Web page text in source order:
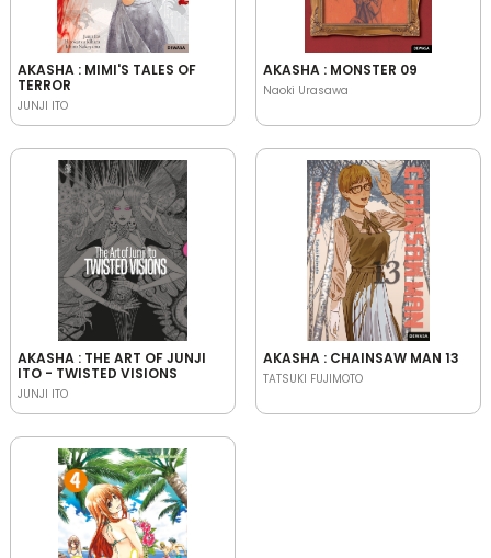
AKASHA : MIMI'S TALES OF
TERROR
JUNJI ITO
AKASHA : MONSTER 09
Naoki Urasawa
AKASHA : THE ART OF JUNJI
ITO - TWISTED VISIONS
JUNJI ITO
AKASHA : CHAINSAW MAN 13
TATSUKI FUJIMOTO